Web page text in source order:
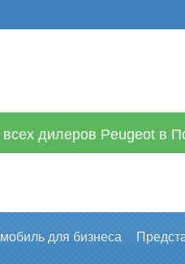
всех дилеров Peugeot в
для бизнеса